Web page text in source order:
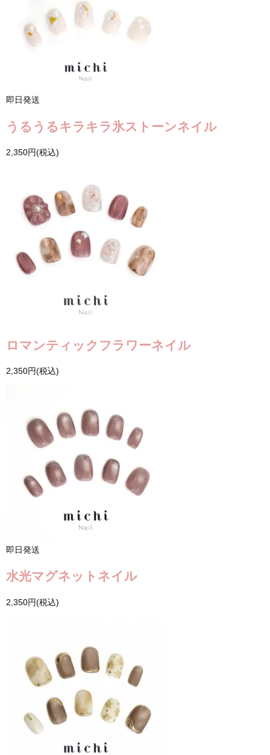
即日発送
うるうるキラキラ氷ストーンネイル
2,350円(税込)
ロマンティックフラワーネイル
2,350円(税込)
即日発送
水光マグネットネイル
2,350円(税込)